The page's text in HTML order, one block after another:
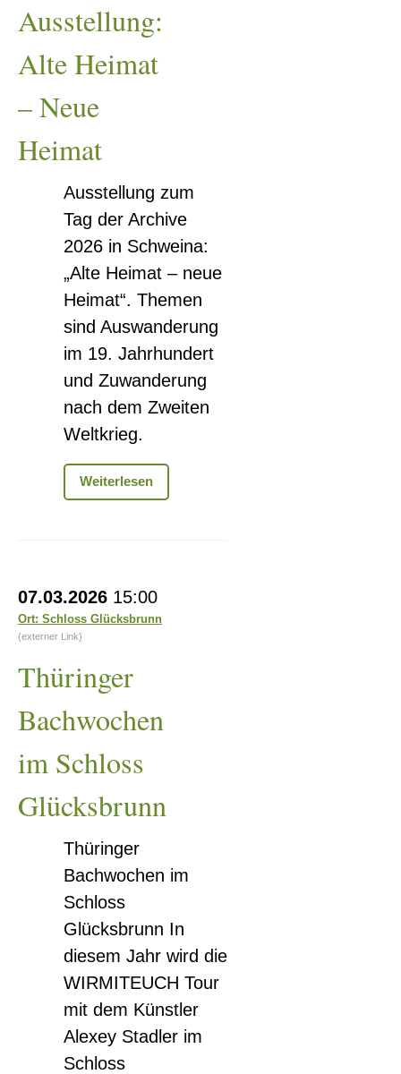
Ausstellung:
Alte Heimat
– Neue
Heimat
Ausstellung zum
Tag der Archive
2026 in Schweina:
„Alte Heimat – neue
Heimat“. Themen
sind Auswanderung
im 19. Jahrhundert
und Zuwanderung
nach dem Zweiten
Weltkrieg.
WeiterlesenAusstellung:
Alte
07.03.2026 15:00
Ort: Schloss Glücksbrunn
(externer Link)
Thüringer
Bachwochen
im Schloss
Glücksbrunn
Thüringer
Bachwochen im
Schloss
Glücksbrunn In
diesem Jahr wird die
WIRMITEUCH Tour
mit dem Künstler
Alexey Stadler im
Schloss